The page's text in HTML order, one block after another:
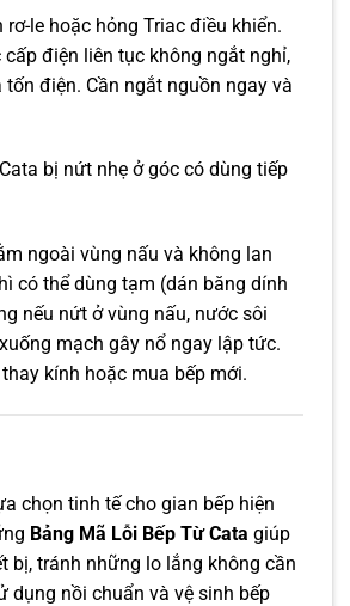
le hoặc hỏng Triac điều khiển.
điện liên tục không ngắt nghỉ,
tốn điện. Cần ngắt nguồn ngay và
bị nứt nhẹ ở góc có dùng tiếp
ngoài vùng nấu và không lan
có thể dùng tạm (dán băng dính
nếu nứt ở vùng nấu, nước sôi
mạch gây nổ ngay lập tức.
kính hoặc mua bếp mới.
chọn tinh tế cho gian bếp hiện
Bảng Mã Lỗi Bếp Từ Cata giúp
bị, tránh những lo lắng không cần
dụng nồi chuẩn và vệ sinh bếp